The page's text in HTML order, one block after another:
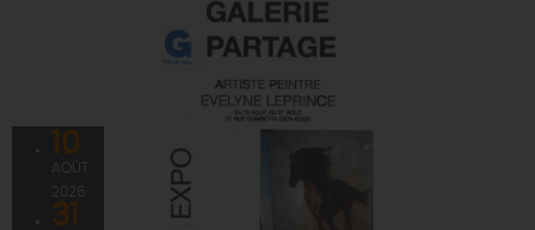
10
AOÛT
2026
31